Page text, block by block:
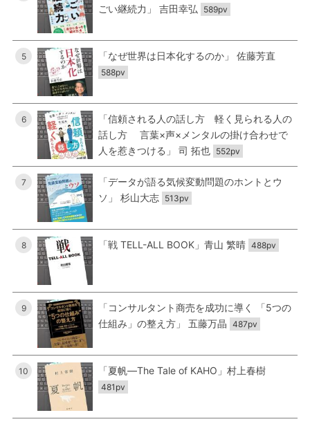
ごい継続力」 吉田幸弘
589pv
5 「なぜ世界は日本化するのか」 佐藤芳直
588pv
6
「信頼される人の話し方 軽く見られる人の
話し方 言葉×声×メンタルの掛け合わせで
人を惹きつける」 司 拓也 552pv
7
「データが語る気候変動問題のホントとウ
ソ」 杉山大志 513pv
8 「戦 TELL-ALL BOOK」青山 繁晴 488pv
9
「コンサルタント商売を成功に導く 「5つの
仕組み」の整え方」 五藤万晶 487pv
10 「夏帆―The Tale of KAHO」村上春樹
481pv